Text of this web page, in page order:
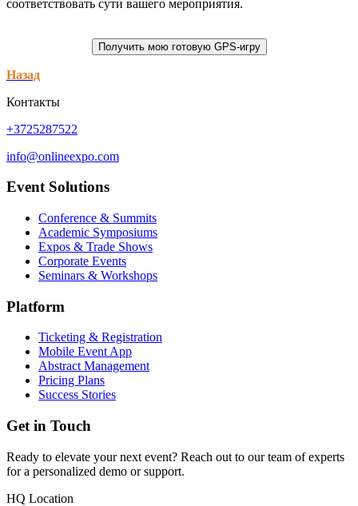
соответствовать сути вашего мероприятия.
Получить мою готовую GPS-игру
Назад
Контакты
+3725287522
info@onlineexpo.com
Event Solutions
Conference & Summits
Academic Symposiums
Expos & Trade Shows
Corporate Events
Seminars & Workshops
Platform
Ticketing & Registration
Mobile Event App
Abstract Management
Pricing Plans
Success Stories
Get in Touch
Ready to elevate your next event? Reach out to our team of experts
for a personalized demo or support.
HQ Location